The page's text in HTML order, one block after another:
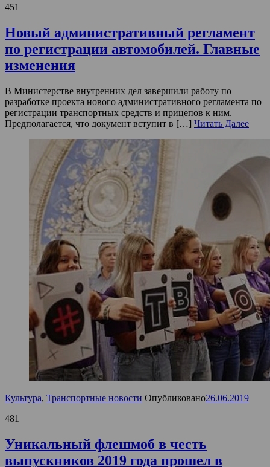
451
Новый административный регламент
по регистрации автомобилей. Главные
изменения
В Министерстве внутренних дел завершили работу по
разработке проекта нового административного регламента по
регистрации транспортных средств и прицепов к ним.
Предполагается, что документ вступит в […] Читать Далее
Культура, Транспортные новости Опубликовано26.06.2019
481
Уникальный флешмоб в честь
выпускников 2019 года прошел в